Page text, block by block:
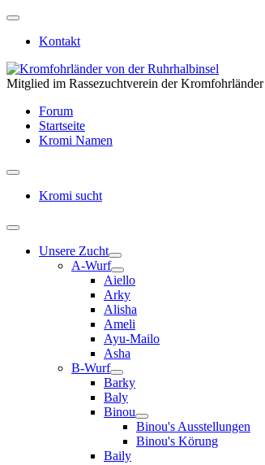
Kontakt
Mitglied im Rassezuchtverein der
Forum
Startseite
Kromi Namen
Kromi sucht
Unsere Zucht
A-Wurf
Aiello
Arky
Alisha
Ameli
Ayu-Mailo
Asha
B-Wurf
Barky
Baly
Binou
Binou's Ausstellungen
Binou's Körung
Baily